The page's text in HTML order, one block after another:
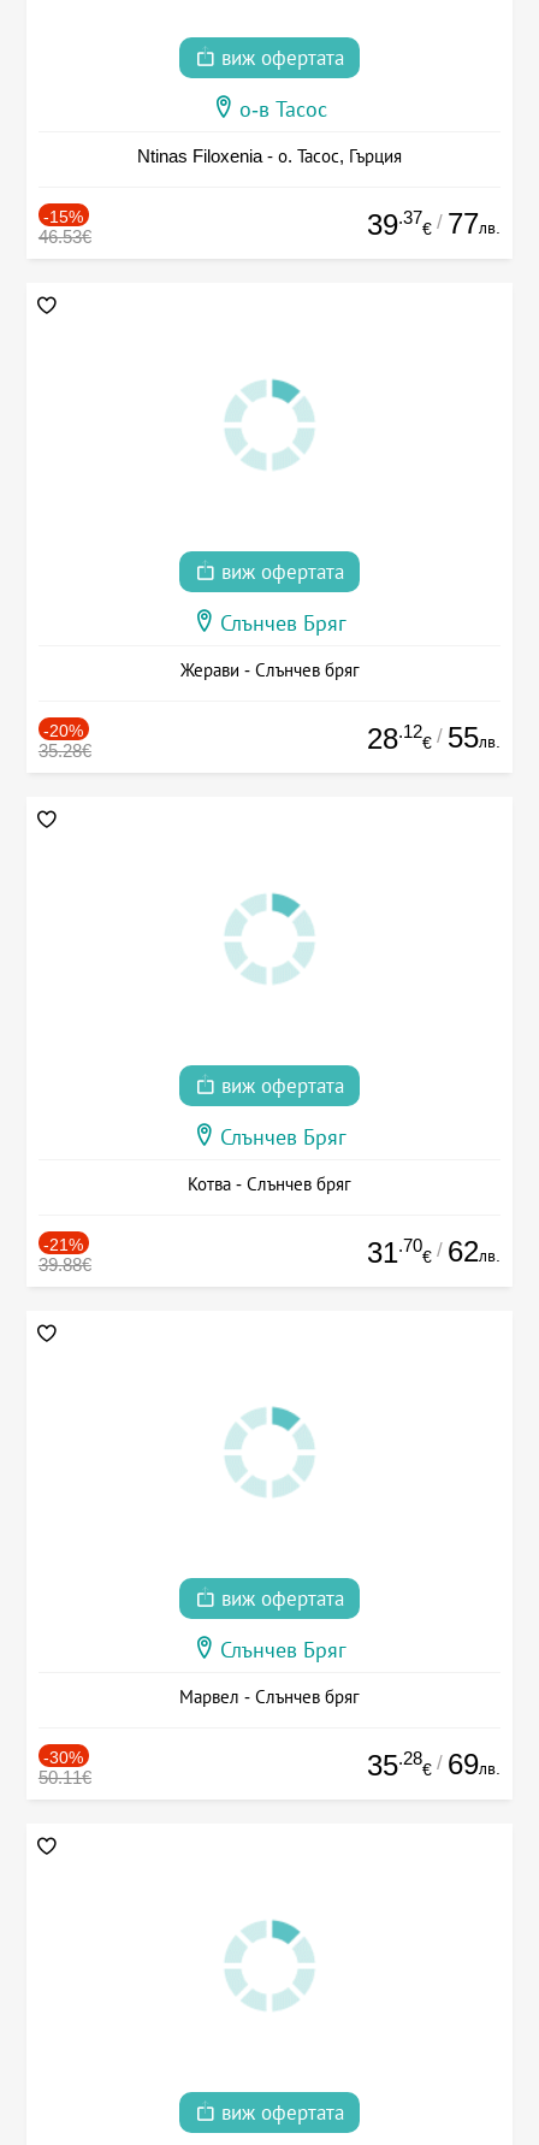
виж офертата
о-в Тасос
Ntinas Filoxenia - о. Тасос, Гърция
-15%
46.53€ 39.37
€ / 77лв.
виж офертата
Слънчев Бряг
Жерави - Слънчев бряг
-20%
35.28€ 28.12
€ / 55лв.
виж офертата
Слънчев Бряг
Котва - Слънчев бряг
-21%
39.88€ 31.70
€ / 62лв.
виж офертата
Слънчев Бряг
Марвел - Слънчев бряг
-30%
50.11€ 35.28
€ / 69лв.
виж офертата